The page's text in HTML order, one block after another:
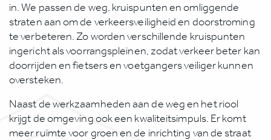
in. We passen de weg, kruispunten en omliggende
straten aan om de verkeersveiligheid en doorstroming
te verbeteren. Zo worden verschillende kruispunten
ingericht als voorrangspleinen, zodat verkeer beter kan
doorrijden en fietsers en voetgangers veiliger kunnen
oversteken.
Naast de werkzaamheden aan de weg en het riool
krijgt de omgeving ook een kwaliteitsimpuls. Er komt
meer ruimte voor groen en de inrichting van de straat